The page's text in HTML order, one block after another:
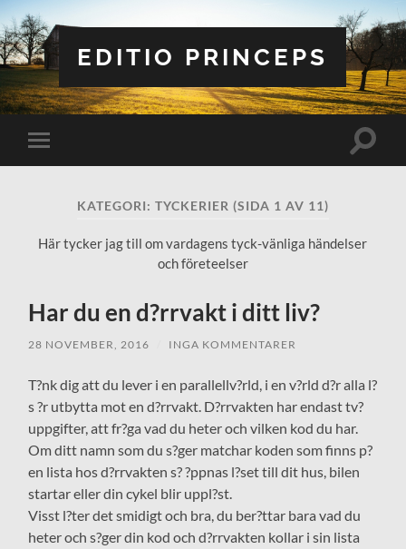
EDITIO PRINCEPS
Slå
på/av
Slå
KATEGORI: TYCKERIER (SIDA 1 AV 11)
Här tycker jag till om vardagens tyck-vänliga händelser
och företeelser
Har du en d?rrvakt i ditt liv?
28 NOVEMBER, 2016 INGA KOMMENTARER
T?nk dig att du lever i en parallellv?rld, i en v?rld d?r alla l?
s ?r utbytta mot en d?rrvakt. D?rrvakten har endast tv?
uppgifter, att fr?ga vad du heter och vilken kod du har.
Om ditt namn som du s?ger matchar koden som finns p?
en lista hos d?rrvakten s? ?ppnas l?set till dit hus, bilen
startar eller din cykel blir uppl?st.
Visst l?ter det smidigt och bra, du ber?ttar bara vad du
heter och s?ger din kod och d?rrvakten kollar i sin lista